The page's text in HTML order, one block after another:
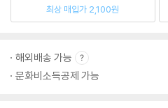
최상 매입가 2,100원
해외배송 가능
문화비소득공제 가능